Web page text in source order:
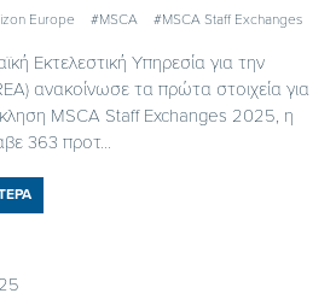
Europe #MSCA #MSCA Staff Exchanges
Εκτελεστική Υπηρεσία για την
ανακοίνωσε τα πρώτα στοιχεία για
MSCA Staff Exchanges 2025, η
363 προτ...